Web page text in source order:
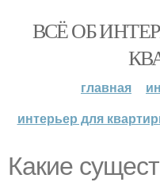
ВСЁ ОБ
главная
интерьер для
Какие